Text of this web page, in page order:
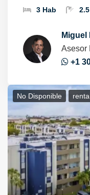
3 Hab
Miguel
Asesor
+1
No Disponible Renta